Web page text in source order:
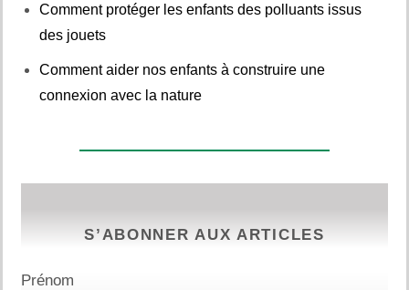
Comment protéger les enfants des polluants issus
des jouets
Comment aider nos enfants à construire une
connexion avec la nature
S’ABONNER AUX ARTICLES
Prénom